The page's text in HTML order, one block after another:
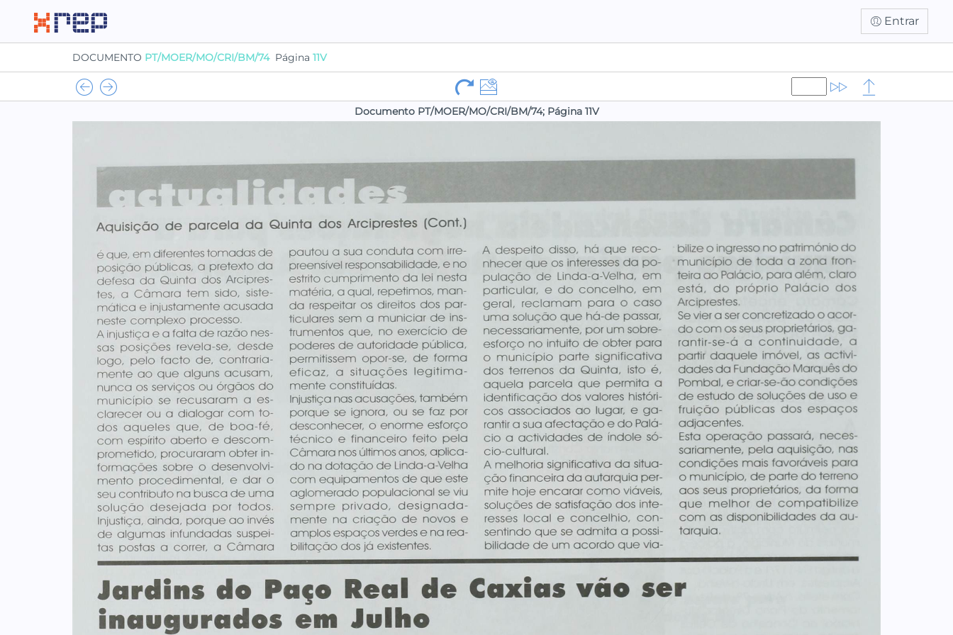
Entrar
DOCUMENTO PT/MOER/MO/CRI/BM/74 Página 11V
Documento PT/MOER/MO/CRI/BM/74; Página 11V